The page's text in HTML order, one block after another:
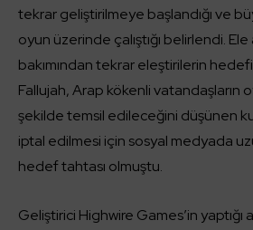
tekrar geliştirilmeye başlandığı ve
oyun üzerinde çalıştığı belirlendi. Ele
bakımından tekrar eleştirilerin
Fallujah, Arap kökenli vatandaşların
şekilde temsil edileceğini düşünen
iptal edilmesi için sosyal medyada
hedef tahtası olmuştu.
Geliştirici Highwire Games’in yaptığı